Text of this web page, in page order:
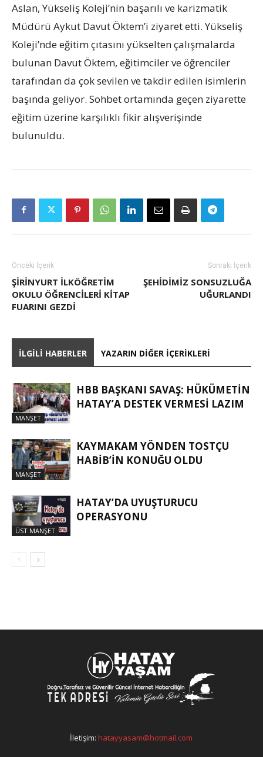
Aslan, Yükseliş Koleji’nin başarılı ve karizmatik
Müdürü Aykut Davut Öktem’i ziyaret etti. Yükseliş
Koleji’nde eğitim çıtasını yükselten çalışmalarda
bulunan Davut Öktem, eğitimciler ve öğrenciler
tarafından da çok sevilen ve takdir edilen isimlerin
başında geliyor. Sohbet ortamında geçen ziyarette
eğitim üzerine karşılıklı fikir alışverişinde
bulunuldu.
Önceki İçerik
ŞIRINYURT İLKÖĞRETIM
OKULU ÖĞRENCILERI KITAP
FUARINI GEZDI
Sonraki İçerik
ŞEHIDIMIZ SONSUZLUĞA
UĞURLANDI
İLGILI HABERLER YAZARIN DIĞER İÇERIKLERI
MANŞET
HBB BAŞKANI SAVAŞ: HÜKÜMETİN
HATAY’A DESTEK VERMESİ LAZIM
MANŞET
KAYMAKAM YÖNDEN TOSTÇU
HABIB’IN KONUĞU OLDU
ÜST MANŞET
HATAY’DA UYUŞTURUCU
OPERASYONU
İletişim:hatayyasam@hotmail.com